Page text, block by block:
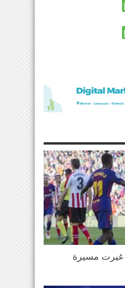
مسيرة